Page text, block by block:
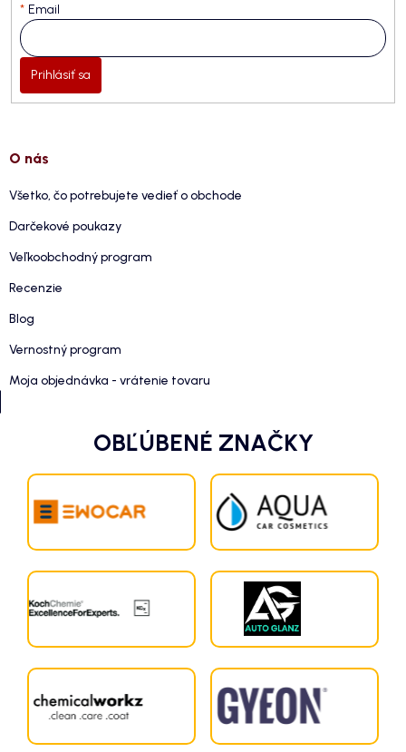
Email
Prihlásiť sa
O nás
Všetko, čo potrebujete vedieť o obchode
Darčekové poukazy
Veľkoobchodný program
Recenzie
Blog
Vernostný program
Moja objednávka - vrátenie tovaru
OBĽÚBENÉ ZNAČKY